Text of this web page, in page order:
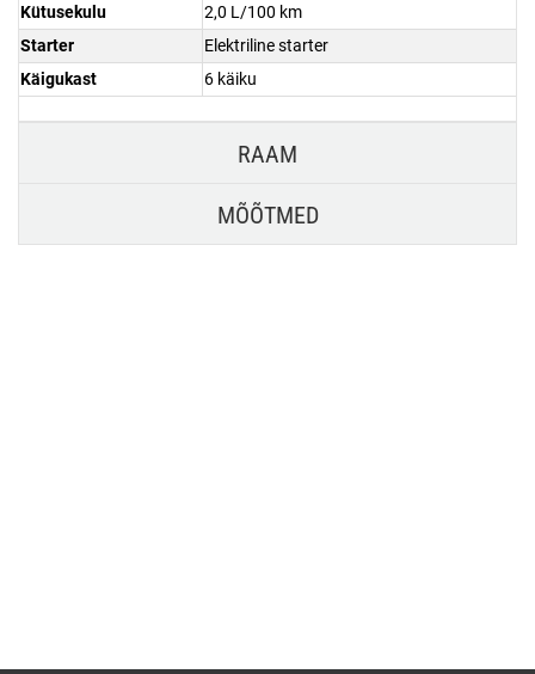
Kütusekulu
2,0 L/100 km
Starter
Elektriline starter
Käigukast
6 käiku
RAAM
MÕÕTMED